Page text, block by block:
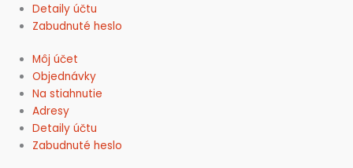
Detaily účtu
Zabudnuté heslo
Môj účet
Objednávky
Na stiahnutie
Adresy
Detaily účtu
Zabudnuté heslo